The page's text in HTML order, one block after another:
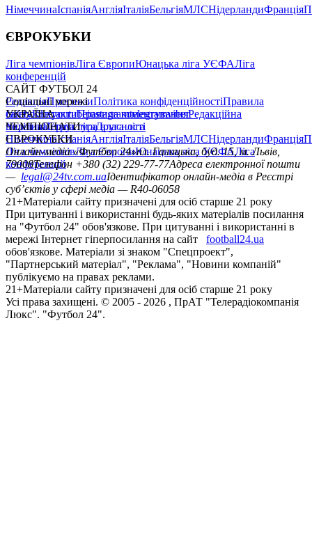
НімеччинаІспаніяАнгліяІталіяБельгіяМЛСНідерландиФранція
ЄВРОКУБКИ
Ліга чемпіонівЛіга ЄвропиЮнацька ліга УЄФАЛіга
конференцій
САЙТ ФУТБОЛ 24
РедакціяПрогнозиПолітика конфіденційностіПравила
сайтуКонтактиПравила коментуванняРедакційна
політикаСтруктура власності
Соціальні мережі
facebookxyoutubeinstagramtelegramviber
УКРАЇНА
УкраїнаПерша лігаДруга ліга
ЧЕМПІОНАТИ
НімеччинаІспаніяАнгліяІталіяБельгіяМЛСНідерландиФранція
ЄВРОКУБКИ
Ліга чемпіонівЛіга ЄвропиЮнацька ліга УЄФАЛіга
конференцій
Онлайн-медіа «Футбол 24»пл. Галицька, буд. 15, м. Львів,
79008Телефон +380 (32) 229-77-77Адреса електронної пошти
— legal@24tv.com.uaІдентифікатор онлайн-медіа в Реєстрі
суб’єктів у сфері медіа — R40-06058
21+Матеріали сайту призначені для осіб старше 21 року
При цитуванні і використанні будь-яких матеріалів посилання
на "Футбол 24" обов'язкове. При цитуванні і використанні в
мережі Інтернет гіперпосилання на сайт
football24.ua
обов'язкове. Матеріали зі знаком "Спецпроект",
"Партнерський матеріал", "Реклама", "Новини компаній"
публікуємо на правах реклами.
21+Матеріали сайту призначені для осіб старше 21 року
Усi права захищенi. © 2005 - 2026 , ПрАТ "Телерадіокомпанія
Люкс". "Футбол 24".